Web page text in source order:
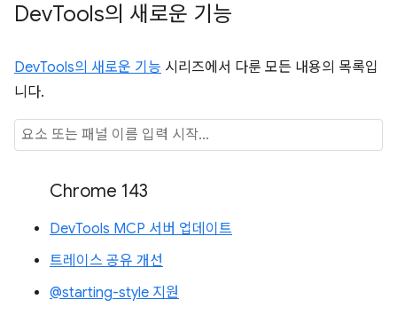
DevTools의 새로운 기능
DevTools의 새로운 기능 시리즈에서 다룬 모든 내용의 목록입
니다.
Chrome 143
DevTools MCP 서버 업데이트
트레이스 공유 개선
@starting-style 지원